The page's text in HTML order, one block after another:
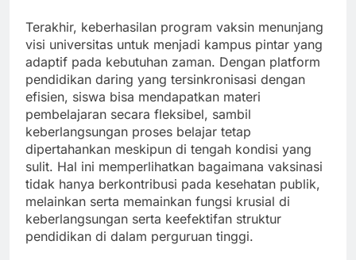
Terakhir, keberhasilan program vaksin menunjang
visi universitas untuk menjadi kampus pintar yang
adaptif pada kebutuhan zaman. Dengan platform
pendidikan daring yang tersinkronisasi dengan
efisien, siswa bisa mendapatkan materi
pembelajaran secara fleksibel, sambil
keberlangsungan proses belajar tetap
dipertahankan meskipun di tengah kondisi yang
sulit. Hal ini memperlihatkan bagaimana vaksinasi
tidak hanya berkontribusi pada kesehatan publik,
melainkan serta memainkan fungsi krusial di
keberlangsungan serta keefektifan struktur
pendidikan di dalam perguruan tinggi.